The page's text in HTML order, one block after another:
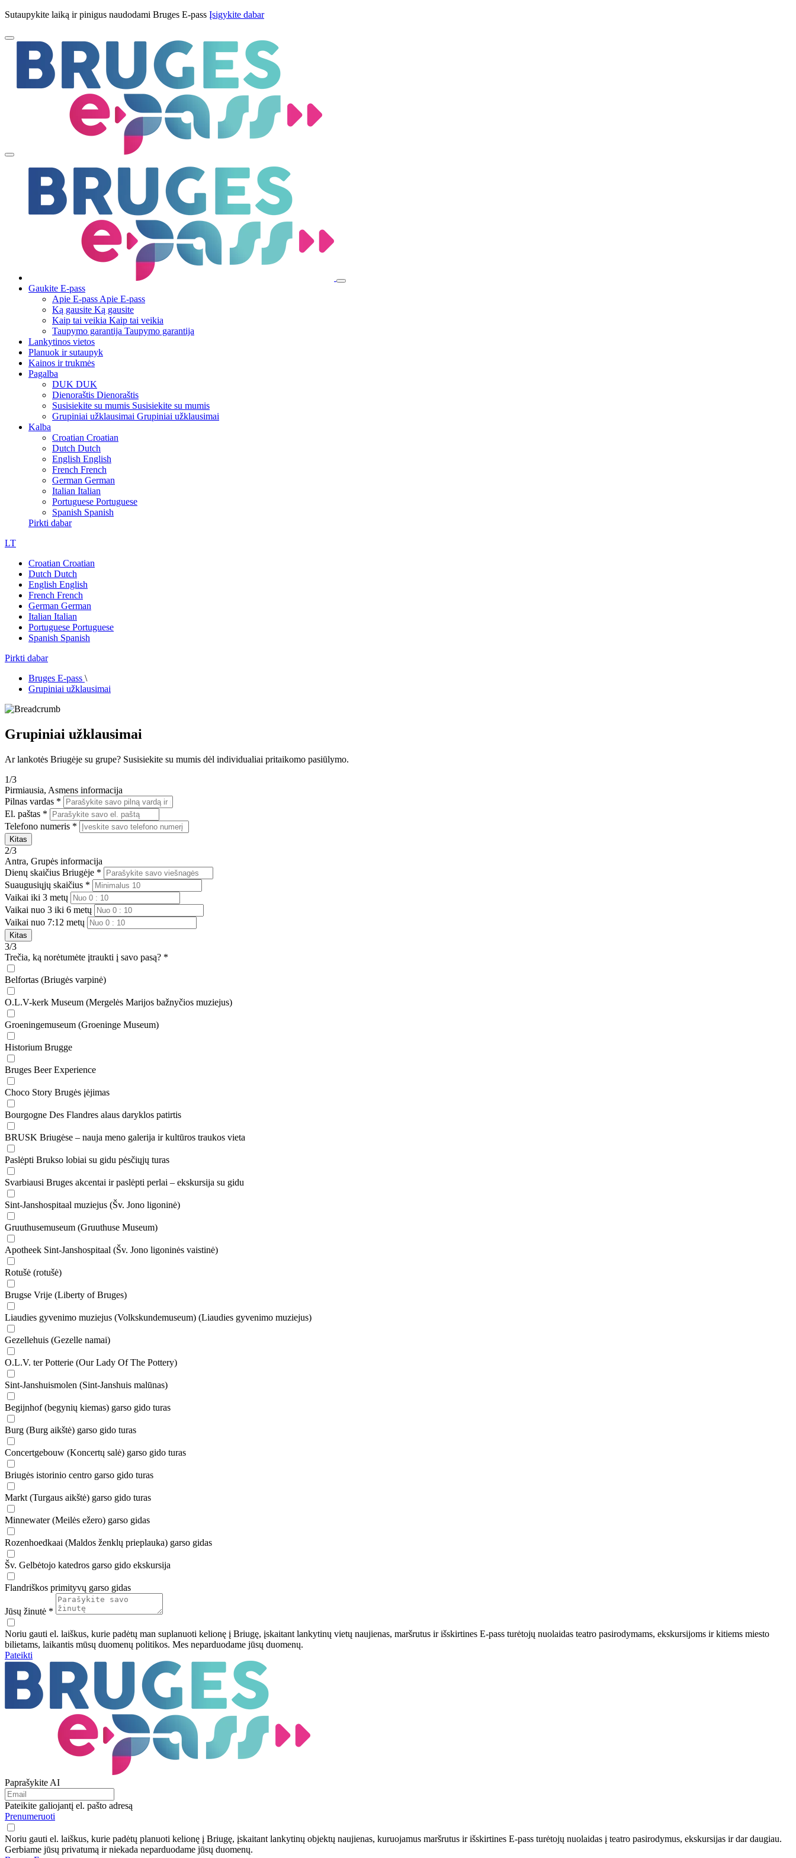
Sutaupykite laiką ir pinigus naudodami Bruges E-pass Įsigykite dabar
Gaukite E-pass
Apie E-pass Apie E-pass
Ką gausite Ką gausite
Kaip tai veikia Kaip tai veikia
Taupymo garantija Taupymo garantija
Lankytinos vietos
Planuok ir sutaupyk
Kainos ir trukmės
Pagalba
DUK DUK
Dienoraštis Dienoraštis
Susisiekite su mumis Susisiekite su mumis
Grupiniai užklausimai Grupiniai užklausimai
Kalba
Croatian Croatian
Dutch Dutch
English English
French French
German German
Italian Italian
Portuguese Portuguese
Spanish Spanish
Pirkti dabar
LT
Croatian Croatian
Dutch Dutch
English English
French French
German German
Italian Italian
Portuguese Portuguese
Spanish Spanish
Pirkti dabar
Bruges E-pass \
Grupiniai užklausimai
Grupiniai užklausimai
Ar lankotės Briugėje su grupe? Susisiekite su mumis dėl individualiai pritaikomo pasiūlymo.
1/3
Pirmiausia, Asmens informacija
Pilnas vardas *
El. paštas *
Telefono numeris *
Kitas
2/3
Antra, Grupės informacija
Dienų skaičius Briugėje *
Suaugusiųjų skaičius *
Vaikai iki 3 metų
Vaikai nuo 3 iki 6 metų
Vaikai nuo 7:12 metų
Kitas
3/3
Trečia, ką norėtumėte įtraukti į savo pasą? *
Belfortas (Briugės varpinė)
O.L.V-kerk Museum (Mergelės Marijos bažnyčios muziejus)
Groeningemuseum (Groeninge Museum)
Historium Brugge
Bruges Beer Experience
Choco Story Brugės įėjimas
Bourgogne Des Flandres alaus daryklos patirtis
BRUSK Briugėse – nauja meno galerija ir kultūros traukos vieta
Paslėpti Brukso lobiai su gidu pėsčiųjų turas
Svarbiausi Bruges akcentai ir paslėpti perlai – ekskursija su gidu
Sint-Janshospitaal muziejus (Šv. Jono ligoninė)
Gruuthusemuseum (Gruuthuse Museum)
Apotheek Sint-Janshospitaal (Šv. Jono ligoninės vaistinė)
Rotušė (rotušė)
Brugse Vrije (Liberty of Bruges)
Liaudies gyvenimo muziejus (Volkskundemuseum) (Liaudies gyvenimo muziejus)
Gezellehuis (Gezelle namai)
O.L.V. ter Potterie (Our Lady Of The Pottery)
Sint-Janshuismolen (Sint-Janshuis malūnas)
Begijnhof (begynių kiemas) garso gido turas
Burg (Burg aikštė) garso gido turas
Concertgebouw (Koncertų salė) garso gido turas
Briugės istorinio centro garso gido turas
Markt (Turgaus aikštė) garso gido turas
Minnewater (Meilės ežero) garso gidas
Rozenhoedkaai (Maldos ženklų prieplauka) garso gidas
Šv. Gelbėtojo katedros garso gido ekskursija
Flandriškos primityvų garso gidas
Jūsų žinutė *
Noriu gauti el. laiškus, kurie padėtų man suplanuoti kelionę į Briugę, įskaitant lankytinų vietų naujienas, maršrutus ir išskirtines E-pass turėtojų nuolaidas teatro pasirodymams, ekskursijoms ir kitiems miesto
bilietams, laikantis mūsų duomenų politikos. Mes neparduodame jūsų duomenų.
Pateikti
Paprašykite AI
Pateikite galiojantį el. pašto adresą
Prenumeruoti
Noriu gauti el. laiškus, kurie padėtų planuoti kelionę į Briugę, įskaitant lankytinų objektų naujienas, kuruojamus maršrutus ir išskirtines E-pass turėtojų nuolaidas į teatro pasirodymus, ekskursijas ir dar daugiau.
Gerbiame jūsų privatumą ir niekada neparduodame jūsų duomenų.